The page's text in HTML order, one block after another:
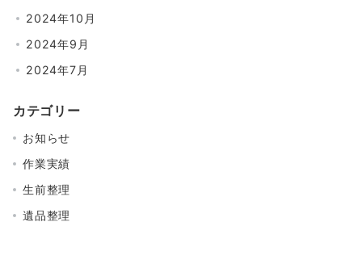
2024年10月
2024年9月
2024年7月
カテゴリー
お知らせ
作業実績
生前整理
遺品整理